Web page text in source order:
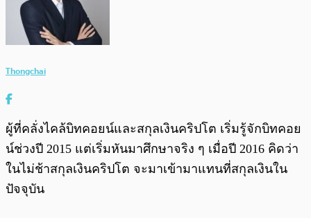
Thongchai
ผู้ที่คลั่งไคล้บิทคอยน์และสกุลเงินคริปโต เริ่มรู้จักบิทคอย
น์ช่วงปี 2015 แต่เริ่มหันมาศึกษาจริง ๆ เมื่อปี 2016 คิดว่า
ในไม่ช้าสกุลเงินคริปโต จะมาเข้ามาแทนที่สกุลเงินใน
ปัจจุบัน